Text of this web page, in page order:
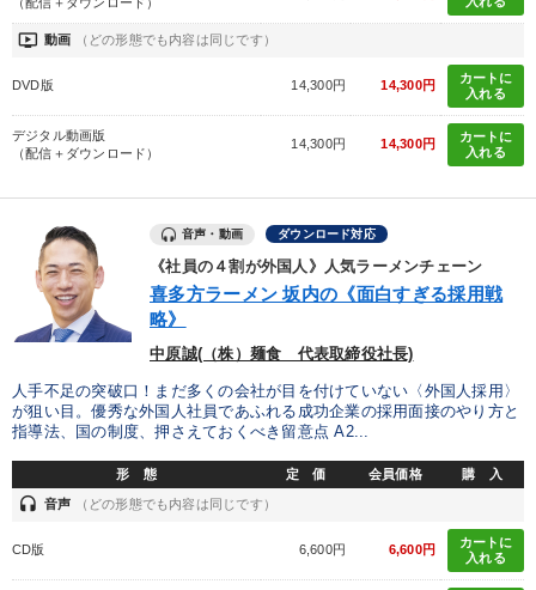
ondemand_video 動画 （どの形態でも内容は同じです）
DVD版 14,300円 14,300円
カートに
入れる
デジタル動画版
（配信＋ダウンロード）
14,300円 14,300円
カートに
入れる
音声・動画 ダウンロード対応
《社員の４割が外国人》人気ラーメンチェーン
喜多方ラーメン 坂内の《面白すぎる採用戦
略》
中原誠(（株）麺食 代表取締役社長)
人手不足の突破口！まだ多くの会社が目を付けていない〈外国人採用〉
が狙い目。優秀な外国人社員であふれる成功企業の採用面接のやり方と
指導法、国の制度、押さえておくべき留意点 A2...
形 態 定 価 会員価格 購 入
headset 音声 （どの形態でも内容は同じです）
CD版 6,600円 6,600円
カートに
入れる